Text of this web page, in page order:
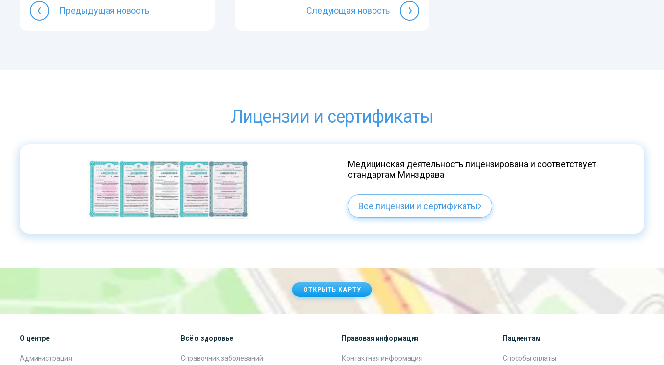
Предыдущая новость Следующая новость
Лицензии и сертификаты
Медицинская деятельность лицензирована и соответствует
стандартам Минздрава
Все лицензии и сертификаты
ОТКРЫТЬ КАРТУ
О центре
Администрация
Всё о здоровье
Справочник заболеваний
Правовая информация
Контактная информация
Пациентам
Способы оплаты